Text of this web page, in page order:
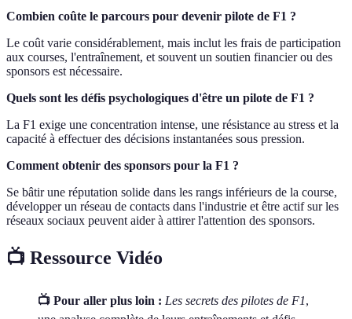
Combien coûte le parcours pour devenir pilote de F1 ?
Le coût varie considérablement, mais inclut les frais de participation
aux courses, l'entraînement, et souvent un soutien financier ou des
sponsors est nécessaire.
Quels sont les défis psychologiques d'être un pilote de F1 ?
La F1 exige une concentration intense, une résistance au stress et la
capacité à effectuer des décisions instantanées sous pression.
Comment obtenir des sponsors pour la F1 ?
Se bâtir une réputation solide dans les rangs inférieurs de la course,
développer un réseau de contacts dans l'industrie et être actif sur les
réseaux sociaux peuvent aider à attirer l'attention des sponsors.
📺 Ressource Vidéo
📺 Pour aller plus loin : Les secrets des pilotes de F1,